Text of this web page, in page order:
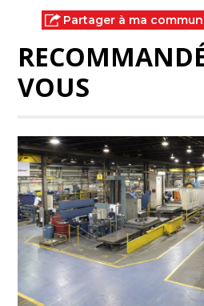
Partager à ma
VOUS